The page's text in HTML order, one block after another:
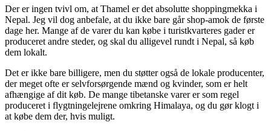
Der er ingen tvivl om, at Thamel er det absolutte shoppingmekka i
Nepal. Jeg vil dog anbefale, at du ikke bare går shop-amok de første
dage her. Mange af de varer du kan købe i turistkvarteres gader er
produceret andre steder, og skal du alligevel rundt i Nepal, så køb
dem lokalt.
Det er ikke bare billigere, men du støtter også de lokale producenter,
der meget ofte er selvforsørgende mænd og kvinder, som er helt
afhængige af dit køb. De mange tibetanske varer er som regel
produceret i flygtningelejrene omkring Himalaya, og du gør klogt i
at købe dem der, hvis muligt.